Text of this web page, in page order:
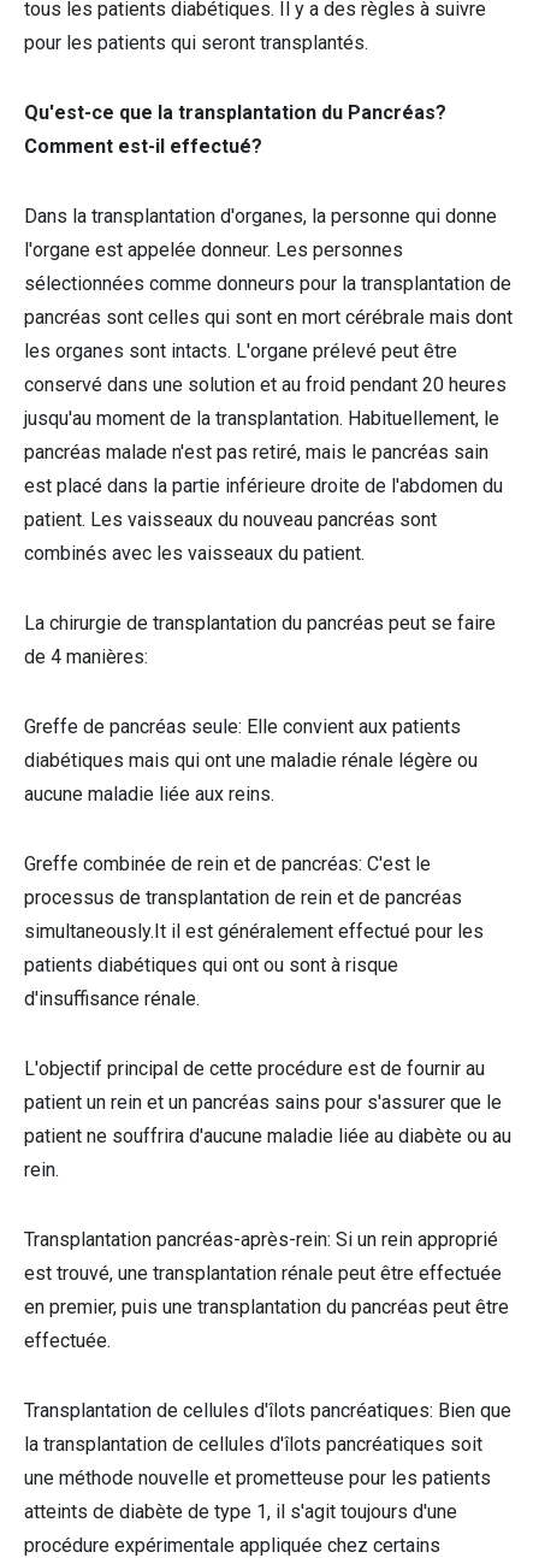
tous les patients diabétiques. Il y a des règles à suivre
pour les patients qui seront transplantés.
Qu'est-ce que la transplantation du Pancréas?
Comment est-il effectué?
Dans la transplantation d'organes, la personne qui donne
l'organe est appelée donneur. Les personnes
sélectionnées comme donneurs pour la transplantation de
pancréas sont celles qui sont en mort cérébrale mais dont
les organes sont intacts. L'organe prélevé peut être
conservé dans une solution et au froid pendant 20 heures
jusqu'au moment de la transplantation. Habituellement, le
pancréas malade n'est pas retiré, mais le pancréas sain
est placé dans la partie inférieure droite de l'abdomen du
patient. Les vaisseaux du nouveau pancréas sont
combinés avec les vaisseaux du patient.
La chirurgie de transplantation du pancréas peut se faire
de 4 manières:
Greffe de pancréas seule: Elle convient aux patients
diabétiques mais qui ont une maladie rénale légère ou
aucune maladie liée aux reins.
Greffe combinée de rein et de pancréas: C'est le
processus de transplantation de rein et de pancréas
simultaneously.It il est généralement effectué pour les
patients diabétiques qui ont ou sont à risque
d'insuffisance rénale.
L'objectif principal de cette procédure est de fournir au
patient un rein et un pancréas sains pour s'assurer que le
patient ne souffrira d'aucune maladie liée au diabète ou au
rein.
Transplantation pancréas-après-rein: Si un rein approprié
est trouvé, une transplantation rénale peut être effectuée
en premier, puis une transplantation du pancréas peut être
effectuée.
Transplantation de cellules d'îlots pancréatiques: Bien que
la transplantation de cellules d'îlots pancréatiques soit
une méthode nouvelle et prometteuse pour les patients
atteints de diabète de type 1, il s'agit toujours d'une
procédure expérimentale appliquée chez certains